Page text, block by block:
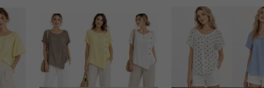
przez OMEZ
wycofanie zgody nie